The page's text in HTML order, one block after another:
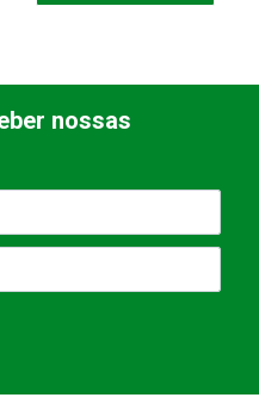
nossas